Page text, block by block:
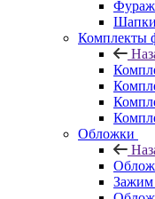
Шапки
Комплекты
Обложки
Зажим